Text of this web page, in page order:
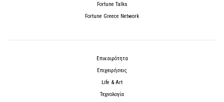
Fortune Talks
Fortune Greece Network
Επικαιρότητα
Επιχειρήσεις
Life & Art
Τεχνολογία